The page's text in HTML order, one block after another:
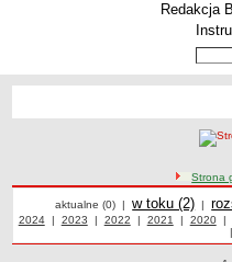
Redakcja
Przedmiot działalności wg.
Status prawny
ścieżka
Strona
Przetargi unieważnione z 2011 roku
Przetargi
aktualne (0) |Przetargi
w toku (2) |
Przetargi z roku
2024| Przetargi z roku
2023 | Przetargi z roku
2022 | Przetargi z roku
2021 | 2020|